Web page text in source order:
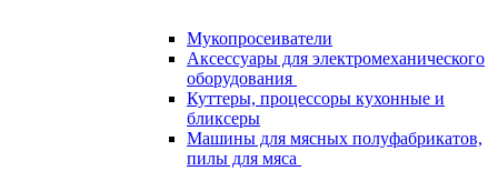
Мукопросеиватели
Аксессуары для электромеханического
оборудования
Куттеры, процессоры кухонные и
бликсеры
Машины для мясных полуфабрикатов,
пилы для мяса